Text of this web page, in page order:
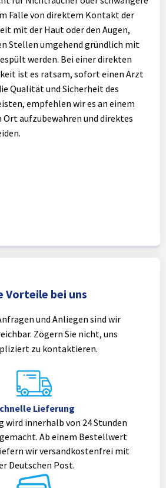
Falle von direktem Kontakt der
mit der Haut oder den Augen,
Stellen umgehend gründlich mit
werden. Bei einer direkten
ist es ratsam, sofort einen Arzt
Qualität und Sicherheit des
empfehlen wir es an einem
aufzubewahren und direktes
Vorteile bei uns
und Anliegen sind wir
Zögern Sie nicht, uns
zu kontaktieren.
Lieferung
wird innerhalb von 24 Stunden
Ab einem Bestellwert
wir versandkostenfrei mit
Deutschen Post.